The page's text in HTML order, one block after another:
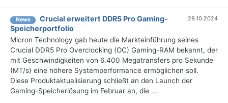
News
Crucial erweitert DDR5 Pro Gaming-
Speicherportfolio
29.10.2024
Micron Technology gab heute die Markteinführung seines
Crucial DDR5 Pro Overclocking (OC) Gaming-RAM bekannt, der
mit Geschwindigkeiten von 6.400 Megatransfers pro Sekunde
(MT/s) eine höhere Systemperformance ermöglichen soll.
Diese Produktaktualisierung schließt an den Launch der
Gaming-Speicherlösung im Februar an, die ...